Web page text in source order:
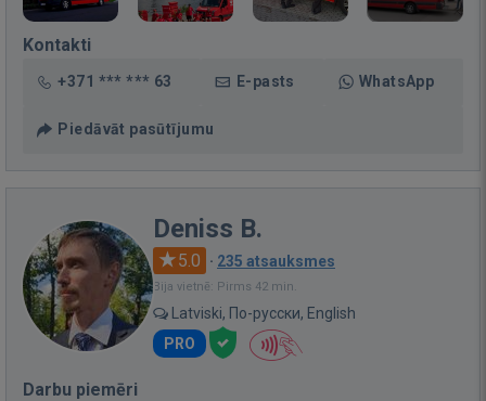
Kontakti
+371 *** *** 63 E-pasts WhatsApp
Piedāvāt pasūtījumu
Deniss B.
5.0 · 235 atsauksmes
Bija vietnē: Pirms 42 min.
Latviski, По-русски, English
PRO
Darbu piemēri